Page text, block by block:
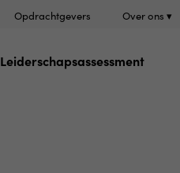
Opdrachtgevers Over ons ▾
Leiderschapsassessment